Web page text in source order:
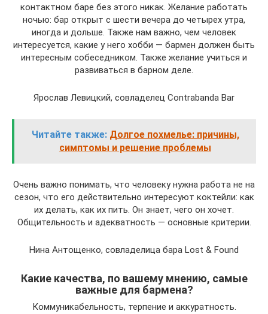
контактном баре без этого никак. Желание работать
ночью: бар открыт с шести вечера до четырех утра,
иногда и дольше. Также нам важно, чем человек
интересуется, какие у него хобби — бармен должен быть
интересным собеседником. Также желание учиться и
развиваться в барном деле.
Ярослав Левицкий, совладелец Contrabanda Bar
Читайте также: Долгое похмелье: причины,
симптомы и решение проблемы
Очень важно понимать, что человеку нужна работа не на
сезон, что его действительно интересуют коктейли: как
их делать, как их пить. Он знает, чего он хочет.
Общительность и адекватность — основные критерии.
Нина Антощенко, совладелица бара Lost & Found
Какие качества, по вашему мнению, самые
важные для бармена?
Коммуникабельность, терпение и аккуратность.